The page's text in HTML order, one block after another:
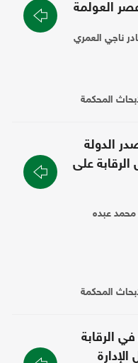
العولمة
ناجي العمري
المحكمة
الدولة
الرقابة على
عبده
المحكمة
في الرقابة
الإدارة